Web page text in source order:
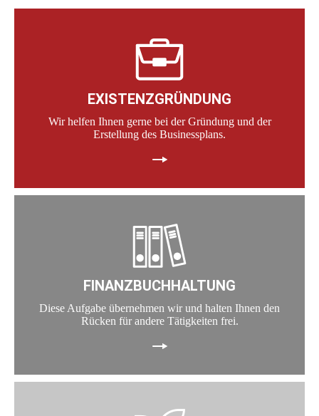
EXISTENZGRÜNDUNG
Wir helfen Ihnen gerne bei der Gründung und der
Erstellung des Businessplans.
FINANZBUCHHALTUNG
Diese Aufgabe übernehmen wir und halten Ihnen den
Rücken für andere Tätigkeiten frei.